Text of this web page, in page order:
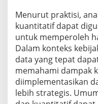
Menurut praktisi,
kuantitatif dapat
untuk memperoleh
Dalam konteks
data yang tepat
memahami dampak
diimplementasikan
lebih strategis.